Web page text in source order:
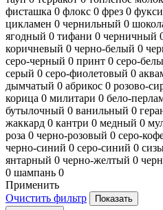
фисташка 0 флокс 0 фрез 0
цикламен 0 чернильный 0
ягодный 0 тифани 0 черничный
коричневый 0 черно-белый 0
серо-черный 0 принт 0 серо-
серый 0 серо-фиолетовый 0
дымчатый 0 абрикос 0 розово-
корица 0 милитари 0 бело-
бутылочный 0 ванильный 0
жаккард 0 кантри 0 медный 0
роза 0 черно-розовый 0 серо-
черно-синий 0 серо-синий 0
янтарный 0 черно-желтый 0
0 шампань 0
Применить
Очистить фильтр